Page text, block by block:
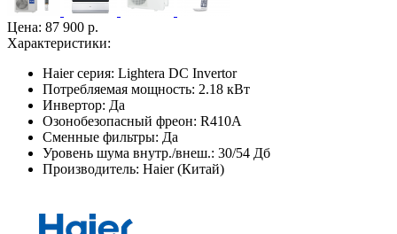
Цена: 87 900 р.
Характеристики:
Haier серия: Lightera DC Invertor
Потребляемая мощность: 2.18 кВт
Инвертор: Да
Озонобезопасный фреон: R410A
Сменные фильтры: Да
Уровень шума внутр./внеш.: 30/54 Дб
Производитель: Haier (Китай)